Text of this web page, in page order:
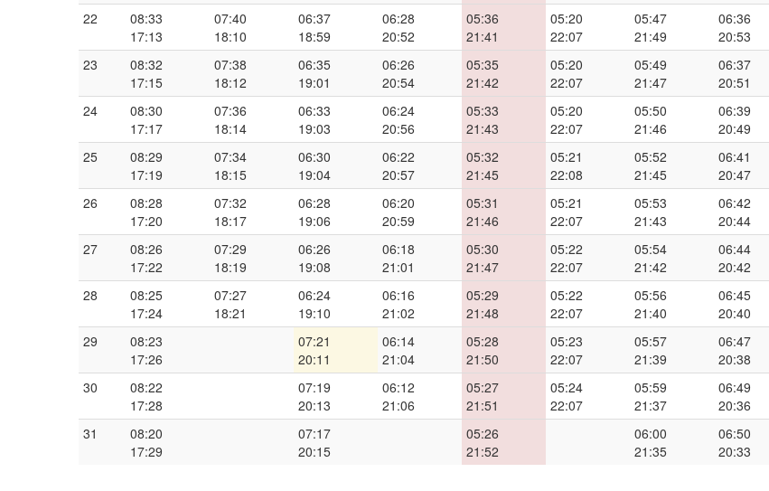
22
08:33
17:13
07:40
18:10
06:37
18:59
06:28
20:52
05:36
21:41
05:20
22:07
05:47
21:49
06:36
20:53
23
08:32
17:15
07:38
18:12
06:35
19:01
06:26
20:54
05:35
21:42
05:20
22:07
05:49
21:47
06:37
20:51
24
08:30
17:17
07:36
18:14
06:33
19:03
06:24
20:56
05:33
21:43
05:20
22:07
05:50
21:46
06:39
20:49
25
08:29
17:19
07:34
18:15
06:30
19:04
06:22
20:57
05:32
21:45
05:21
22:08
05:52
21:45
06:41
20:47
26
08:28
17:20
07:32
18:17
06:28
19:06
06:20
20:59
05:31
21:46
05:21
22:07
05:53
21:43
06:42
20:44
27
08:26
17:22
07:29
18:19
06:26
19:08
06:18
21:01
05:30
21:47
05:22
22:07
05:54
21:42
06:44
20:42
28
08:25
17:24
07:27
18:21
06:24
19:10
06:16
21:02
05:29
21:48
05:22
22:07
05:56
21:40
06:45
20:40
29
08:23
17:26
07:21
20:11
06:14
21:04
05:28
21:50
05:23
22:07
05:57
21:39
06:47
20:38
30
08:22
17:28
07:19
20:13
06:12
21:06
05:27
21:51
05:24
22:07
05:59
21:37
06:49
20:36
31
08:20
17:29
07:17
20:15
05:26
21:52
06:00
21:35
06:50
20:33